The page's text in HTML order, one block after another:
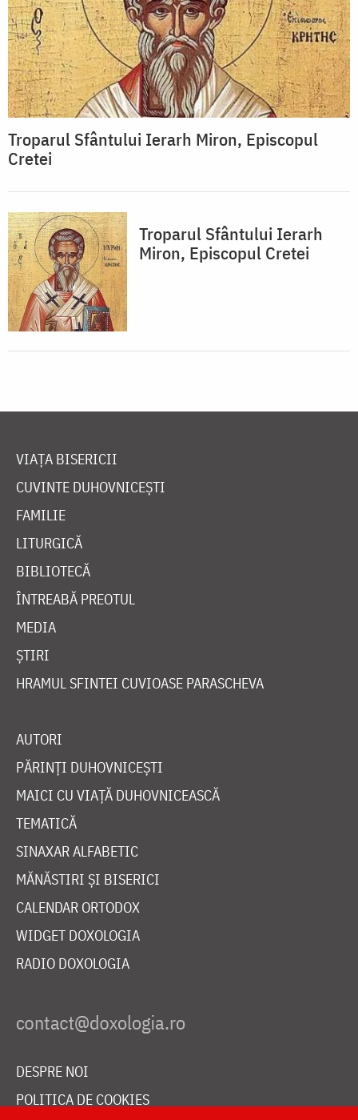
Troparul Sfântului Ierarh Miron, Episcopul
Cretei
Troparul Sfântului Ierarh
Miron, Episcopul Cretei
VIAȚA BISERICII
CUVINTE DUHOVNICEȘTI
FAMILIE
LITURGICĂ
BIBLIOTECĂ
ÎNTREABĂ PREOTUL
MEDIA
ȘTIRI
HRAMUL SFINTEI CUVIOASE PARASCHEVA
AUTORI
PĂRINȚI DUHOVNICEȘTI
MAICI CU VIAȚĂ DUHOVNICEASCĂ
TEMATICĂ
SINAXAR ALFABETIC
MĂNĂSTIRI ȘI BISERICI
CALENDAR ORTODOX
WIDGET DOXOLOGIA
RADIO DOXOLOGIA
DESPRE NOI
POLITICA DE COOKIES